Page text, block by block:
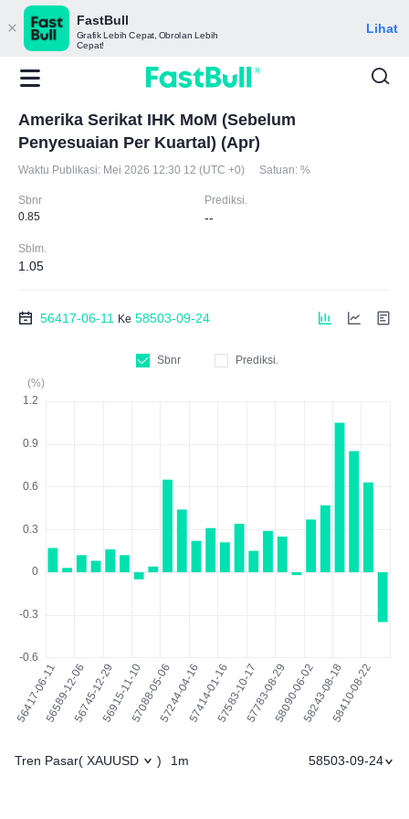
FastBull
Grafik Lebih Cepat, Obrolan Lebih
Cepat!
Lihat
Amerika Serikat IHK MoM (Sebelum
Penyesuaian Per Kuartal) (Apr)
Waktu Publikasi: Mei 2026 12:30 12 (UTC +0) Satuan: %
Sbnr
0.85
Prediksi.
--
Sblm.
1.05
56417-06-11 Ke 58503-09-24
Sbnr
Prediksi.
(%)
Tren Pasar( XAUUSD ) 1m 58503-09-24